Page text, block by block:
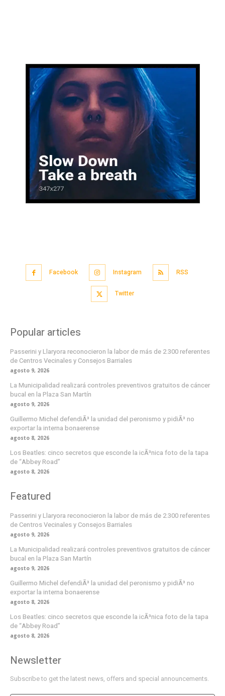
Facebook Instagram RSS
Twitter
Popular articles
Passerini y Llaryora reconocieron la labor de más de 2.300 referentes
de Centros Vecinales y Consejos Barriales
agosto 9, 2026
La Municipalidad realizará controles preventivos gratuitos de cáncer
bucal en la Plaza San Martín
agosto 9, 2026
Guillermo Michel defendiÃ³ la unidad del peronismo y pidiÃ³ no
exportar la interna bonaerense
agosto 8, 2026
Los Beatles: cinco secretos que esconde la icÃ³nica foto de la tapa
de “Abbey Road”
agosto 8, 2026
Featured
Passerini y Llaryora reconocieron la labor de más de 2.300 referentes
de Centros Vecinales y Consejos Barriales
agosto 9, 2026
La Municipalidad realizará controles preventivos gratuitos de cáncer
bucal en la Plaza San Martín
agosto 9, 2026
Guillermo Michel defendiÃ³ la unidad del peronismo y pidiÃ³ no
exportar la interna bonaerense
agosto 8, 2026
Los Beatles: cinco secretos que esconde la icÃ³nica foto de la tapa
de “Abbey Road”
agosto 8, 2026
Newsletter
Subscribe to get the latest news, offers and special announcements.